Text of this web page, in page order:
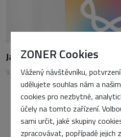
ZONER Cookies
Vážený návštěvníku,
udělujete souhlas nám a
cookies pro nezbytné,
účely na tomto zařízení.
sami určit, jaké skupiny
zpracovávat, popřípadě jejich
Jak využít AI potenciál
9. ledna 2025 • Vojtěch Tomášek